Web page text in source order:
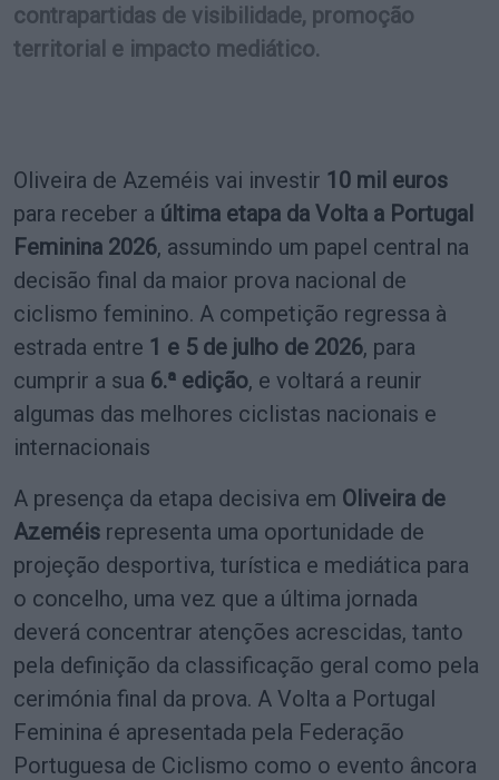
contrapartidas de visibilidade, promoção
territorial e impacto mediático.
Oliveira de Azeméis vai investir 10 mil euros
para receber a última etapa da Volta a Portugal
Feminina 2026, assumindo um papel central na
decisão final da maior prova nacional de
ciclismo feminino. A competição regressa à
estrada entre 1 e 5 de julho de 2026, para
cumprir a sua 6.ª edição, e voltará a reunir
algumas das melhores ciclistas nacionais e
internacionais
A presença da etapa decisiva em Oliveira de
Azeméis representa uma oportunidade de
projeção desportiva, turística e mediática para
o concelho, uma vez que a última jornada
deverá concentrar atenções acrescidas, tanto
pela definição da classificação geral como pela
cerimónia final da prova. A Volta a Portugal
Feminina é apresentada pela Federação
Portuguesa de Ciclismo como o evento âncora